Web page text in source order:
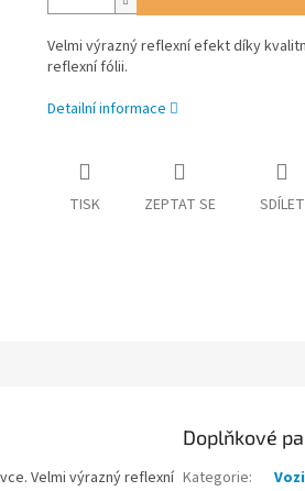
Velmi výrazný reflexní efekt díky
reflexní fólii.
Detailní informace
TISK ZEPTAT SE SDÍLET
Velmi výrazný reflexní
Doplňkové
Kategorie: